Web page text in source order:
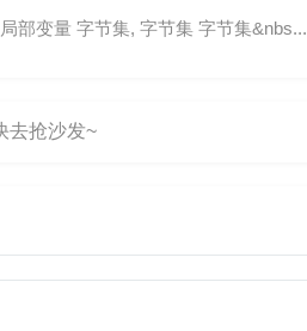
部变量 字节集, 字节集 字节集&nbs...